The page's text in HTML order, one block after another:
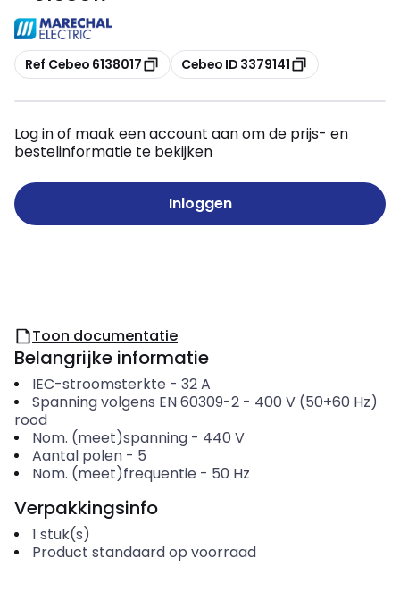
Kopiëren
Ref Cebeo 6138017 Kopiëren
Cebeo ID 3379141
Log in of maak een account aan om de prijs- en
bestelinformatie te bekijken
Inloggen
Toon documentatie
Belangrijke informatie
IEC-stroomsterkte - 32A
Spanning volgens EN 60309-2- 400 V (50+60 Hz)
rood
Nom. (meet)spanning- 440 V
Aantal polen- 5
Nom. (meet)frequentie - 50 Hz
Verpakkingsinfo
1 stuk(s)
Product standaard op voorraad